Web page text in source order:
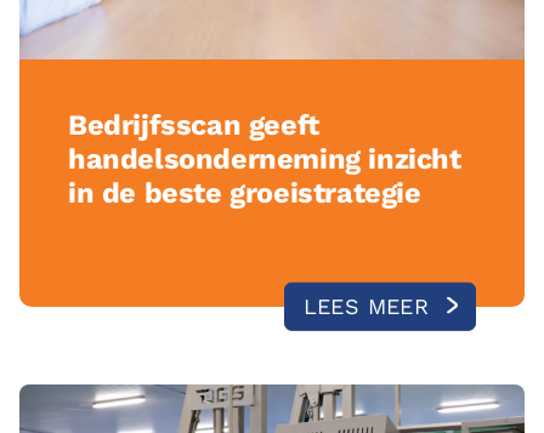
Bedrijfsscan geeft
handelsonderneming inzicht
in de beste groeistrategie
LEES MEER